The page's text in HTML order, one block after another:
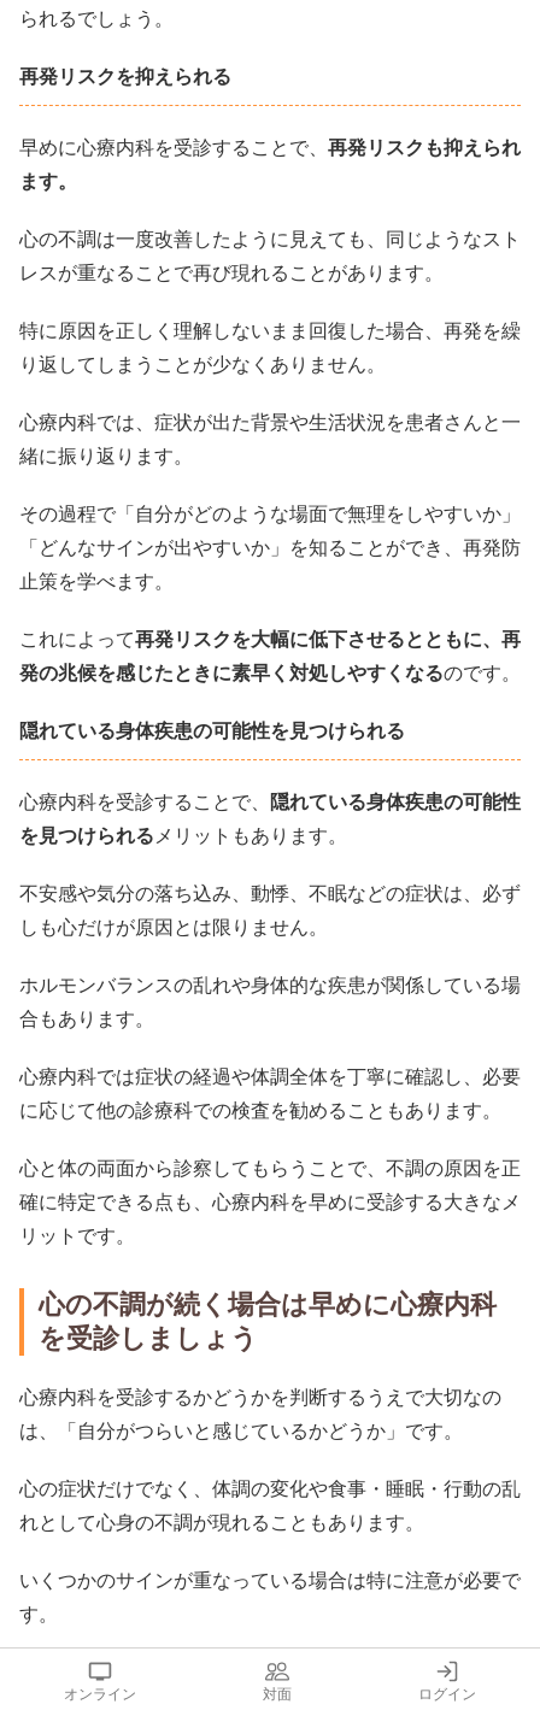
られるでしょう。
再発リスクを抑えられる
早めに心療内科を受診することで、 再発リスクも抑えられ
ます。
心の不調は一度改善したように見えても、同じようなスト
レスが重なることで再び現れることがあります。
特に原因を正しく理解しないまま回復した場合、再発を繰
り返してしまうことが少なくありません。
心療内科では、症状が出た背景や生活状況を患者さんと一
緒に振り返ります。
その過程で「自分がどのような場面で無理をしやすいか」
「どんなサインが出やすいか」を知ることができ、再発防
止策を学べます。
これによって再発リスクを大幅に低下させるとともに、再
発の兆候を感じたときに素早く対処しやすくなるのです。
隠れている身体疾患の可能性を見つけられる
心療内科を受診することで、 隠れている身体疾患の可能性
を見つけられるメリットもあります。
不安感や気分の落ち込み、動悸、不眠などの症状は、必ず
しも心だけが原因とは限りません。
ホルモンバランスの乱れや身体的な疾患が関係している場
合もあります。
心療内科では症状の経過や体調全体を丁寧に確認し、必要
に応じて他の診療科での検査を勧めることもあります。
心と体の両面から診察してもらうことで、不調の原因を正
確に特定できる点も、心療内科を早めに受診する大きなメ
リットです。
心の不調が続く場合は早めに心療内科
を受診しましょう
心療内科を受診するかどうかを判断するうえで大切なの
は、「自分がつらいと感じているかどうか」です。
心の症状だけでなく、体調の変化や食事・睡眠・行動の乱
れとして心身の不調が現れることもあります。
いくつかのサインが重なっている場合は特に注意が必要で
す。
少しでも不安や違和感を覚えているなら、早めに心療内科
を受診しましょう。
オンライン 対面 ログイン